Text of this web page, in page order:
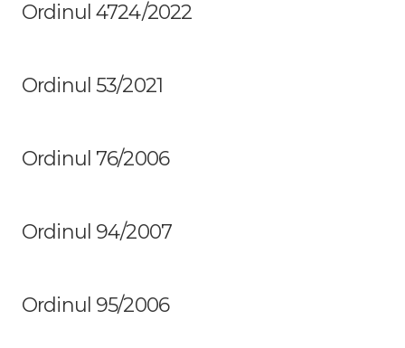
Ordinul 4724/2022
Ordinul 53/2021
Ordinul 76/2006
Ordinul 94/2007
Ordinul 95/2006